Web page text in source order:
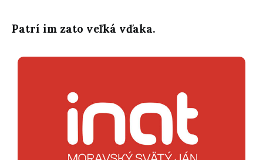
Patrí im zato veľká vďaka.